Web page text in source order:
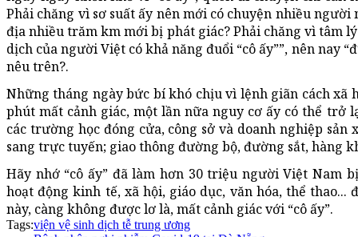
Phải chăng vì sơ suất ấy nên mới có chuyện nhiều
địa nhiều trăm km mới bị phát giác? Phải chăng vì tâm
dịch của người Việt có khả năng đuổi “cô ấy””, nên nay
nêu trên?.
Những tháng ngày bức bí khó chịu vì lệnh giãn cách xã
phút mất cảnh giác, một lần nữa nguy cơ ấy có thể trở
các trường học đóng cửa, công sở và doanh nghiệp
sang trực tuyến; giao thông đường bộ, đường sắt, hàng
Hãy nhớ “cô ấy” đã làm hơn 30 triệu người Việt Nam
hoạt động kinh tế, xã hội, giáo dục, văn hóa, thể
này, càng không được lơ là, mất cảnh giác với “cô ấy”.
Tags:viện vệ sinh dịch tễ trung ương